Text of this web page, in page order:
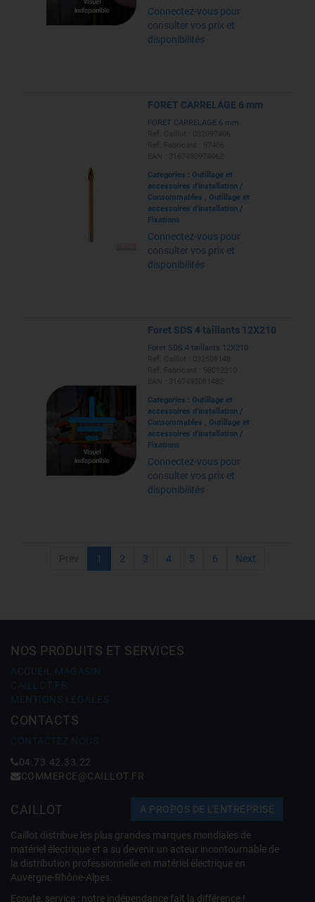
Connectez-vous pour
consulter vos prix et
disponibilités
FORET CARRELAGE 6 mm
FORET CARRELAGE 6 mm
Categories : Outillage et
accessoires d'installation /
Consommables , Outillage et
accessoires d'installation /
Fixations
Connectez-vous pour
consulter vos prix et
disponibilités
Foret SDS 4 taillants 12X210
Foret SDS 4 taillants 12X210
Categories : Outillage et
accessoires d'installation /
Consommables , Outillage et
accessoires d'installation /
Fixations
Connectez-vous pour
consulter vos prix et
disponibilités
1 2 3 4 5 6 Next
NOS PRODUITS ET SERVICES
ACCUEIL MAGASIN
CAILLOT.FR
MENTIONS LÉGALES
CONTACTS
CONTACTEZ NOUS
04.73.42.33.22
COMMERCE@CAILLOT.FR
CAILLOT A PROPOS DE L'ENTREPRISE
Caillot distribue les plus grandes marques mondiales de
matériel électrique et a su devenir un acteur incontournable de
la distribution professionnelle en matériel électrique en
Auvergne-Rhône-Alpes.
Ecoute, service : notre indépendance fait la différence !